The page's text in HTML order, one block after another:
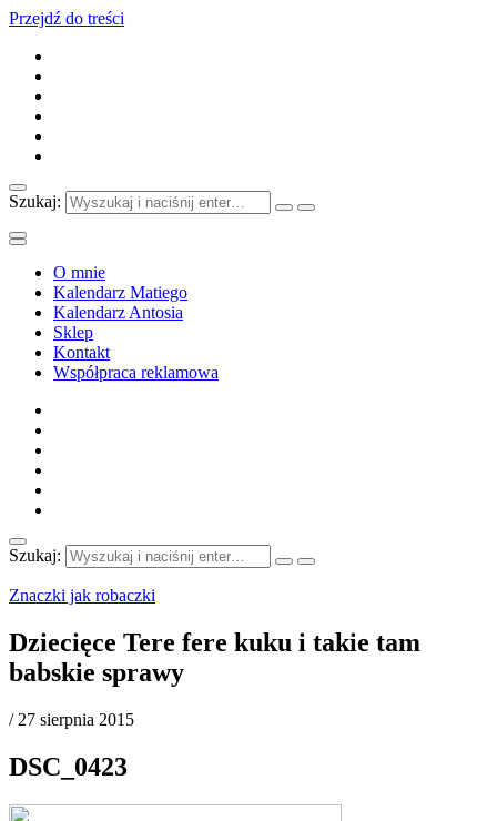
Przejdź do treści
Szukaj:
O mnie
Kalendarz Matiego
Kalendarz Antosia
Sklep
Kontakt
Współpraca reklamowa
Szukaj:
Znaczki jak robaczki
Dziecięce Tere fere kuku i takie tam
babskie sprawy
/ 27 sierpnia 2015
DSC_0423